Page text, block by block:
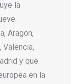
la
Aragón,
Valencia,
y que
en la